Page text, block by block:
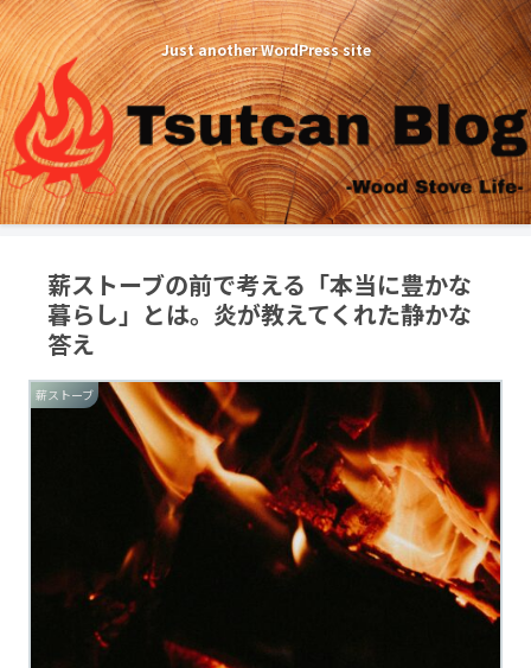
Just another WordPress site
薪ストーブの前で考える「本当に豊かな
暮らし」とは。炎が教えてくれた静かな
答え
薪ストーブ